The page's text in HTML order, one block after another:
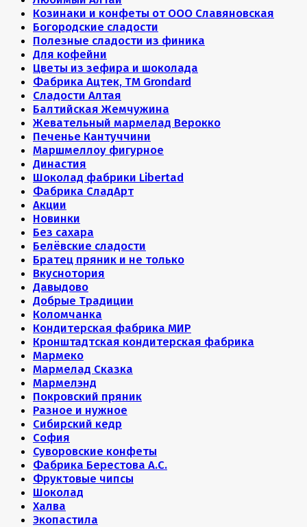
Козинаки и конфеты от ООО Славяновская
Богородские сладости
Полезные сладости из финика
Для кофейни
Цветы из зефира и шоколада
Фабрика Ацтек, ТМ Grondard
Сладости Алтая
Балтийская Жемчужина
Жевательный мармелад Верокко
Печенье Кантуччини
Маршмеллоу фигурное
Династия
Шоколад фабрики Libertad
Фабрика СладАрт
Акции
Новинки
Без сахара
Белёвские сладости
Братец пряник и не только
Вкуснотория
Давыдово
Добрые Традиции
Коломчанка
Кондитерская фабрика МИР
Кронштадтская кондитерская фабрика
Мармеко
Мармелад Сказка
Мармелэнд
Покровский пряник
Разное и нужное
Сибирский кедр
София
Суворовские конфеты
Фабрика Берестова А.С.
Фруктовые чипсы
Шоколад
Халва
Экопастила